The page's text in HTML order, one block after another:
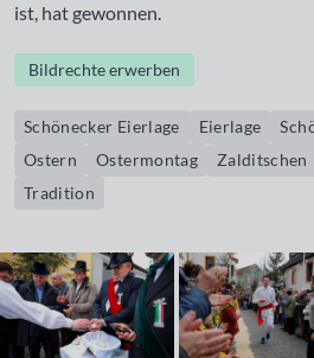
ist, hat gewonnen.
Bildrechte erwerben
Schönecker Eierlage Eierlage
Ostern
Ostermontag Zalditschen
Tradition